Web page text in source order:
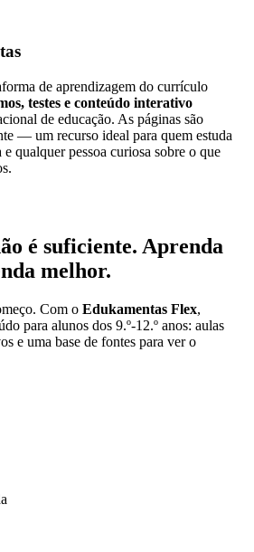
de aprendizagem do currículo
testes e conteúdo interativo
de educação. As páginas são
— um recurso ideal para quem estuda
qualquer pessoa curiosa sobre o que
é suficiente. Aprenda
melhor.
Com o Edukamentas Flex,
para alunos dos 9.º-12.º anos: aulas
e uma base de fontes para ver o